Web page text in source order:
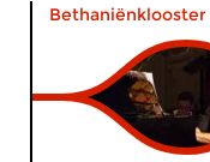
Bethaniënklooster